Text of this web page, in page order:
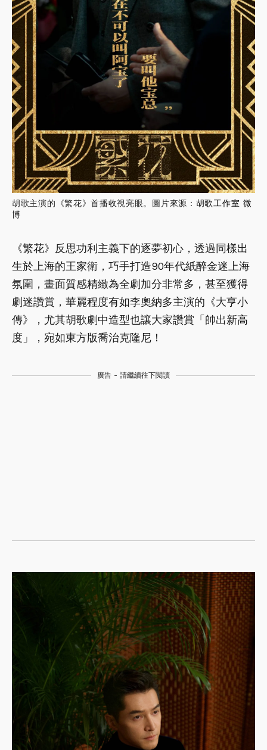
胡歌主演的《繁花》首播收視亮眼。圖片來源： 胡歌工作室 微
博
《繁花》反思功利主義下的逐夢初心，透過同樣出
生於上海的王家衛，巧手打造90年代紙醉金迷上海
氛圍，畫面質感精緻為全劇加分非常多，甚至獲得
劇迷讚賞，華麗程度有如李奧納多主演的《大亨小
傳》，尤其胡歌劇中造型也讓大家讚賞「帥出新高
度」，宛如東方版喬治克隆尼！
廣告 - 請繼續往下閱讀